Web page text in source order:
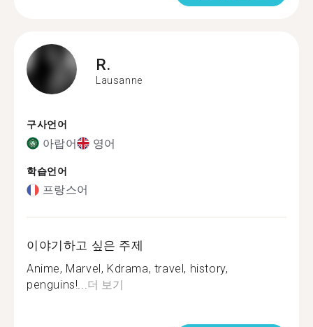
R.
Lausanne
구사언어
아랍어 영어
학습언어
프랑스어
이야기하고 싶은 주제
Anime, Marvel, Kdrama, travel, history,
penguins!...더 보기